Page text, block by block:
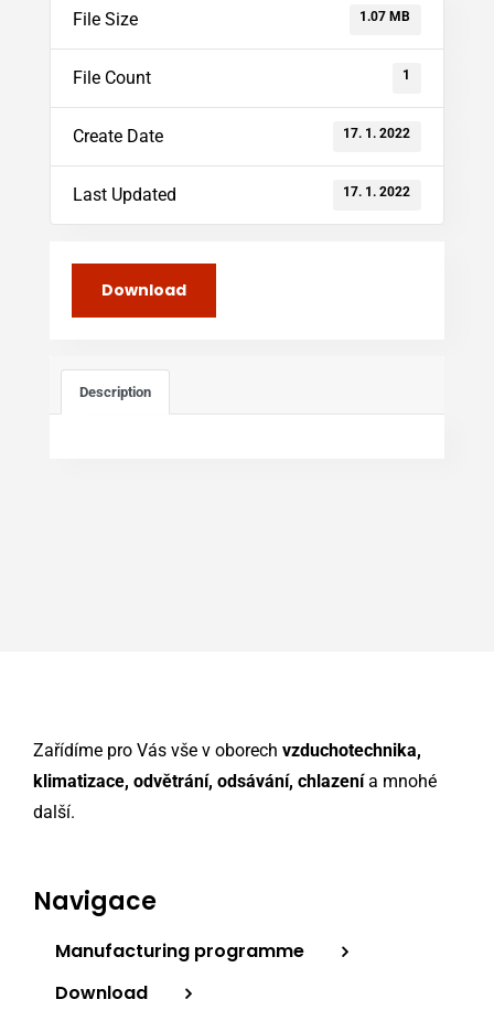
File Size 1.07 MB
File Count 1
Create Date 17. 1. 2022
Last Updated 17. 1. 2022
Download
Description
Zařídíme pro Vás vše v oborech vzduchotechnika,
klimatizace, odvětrání, odsávání, chlazenía mnohé
další.
Navigace
Manufacturing programme
Download